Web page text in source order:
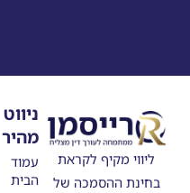
ליווי מקיף לקראת
בחינת ההסמכה של
ניווט
מהיר
עמוד
הבית